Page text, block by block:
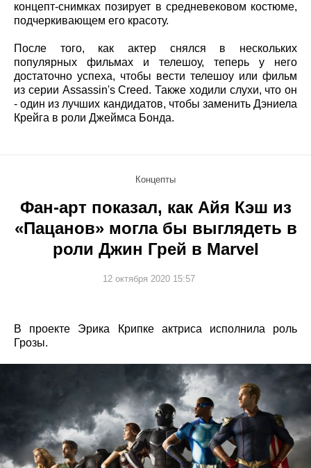
концепт-снимках позирует в средневековом костюме,
подчеркивающем его красоту.
После того, как актер снялся в нескольких
популярных фильмах и телешоу, теперь у него
достаточно успеха, чтобы вести телешоу или фильм
из серии Assassin's Creed. Также ходили слухи, что он
- один из лучших кандидатов, чтобы заменить Дэниела
Крейга в роли Джеймса Бонда.
Концепты
Фан-арт показал, как Айя Кэш из
«Пацанов» могла бы выглядеть в
роли Джин Грей в Marvel
12 октября 2020 15:57
В проекте Эрика Крипке актриса исполнила роль
Грозы.